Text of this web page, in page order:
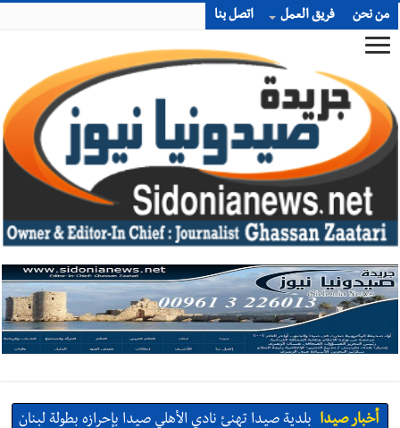
من نحن فريق العمل اتصل بنا
أخبار صيدا بلدية صيدا تهنئ نادي الأهلي صيدا بإحرازه بطولة لبنان